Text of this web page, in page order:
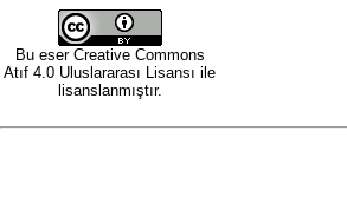
Bu eser Creative Commons
Atıf 4.0 Uluslararası Lisansı ile
lisanslanmıştır.